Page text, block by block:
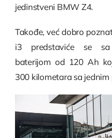
jedinstveni BMW Z4.
Takođe, već dobro
i3 predstaviće se sa
baterijom od 120 Ah
300 kilometara sa jednim